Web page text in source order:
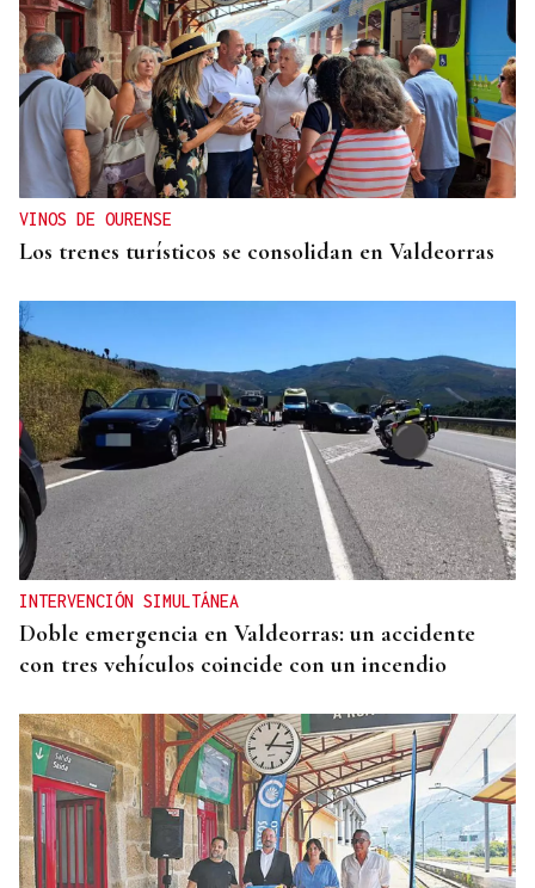
VINOS DE OURENSE
Los trenes turísticos se consolidan en Valdeorras
INTERVENCIÓN SIMULTÁNEA
Doble emergencia en Valdeorras: un accidente
con tres vehículos coincide con un incendio